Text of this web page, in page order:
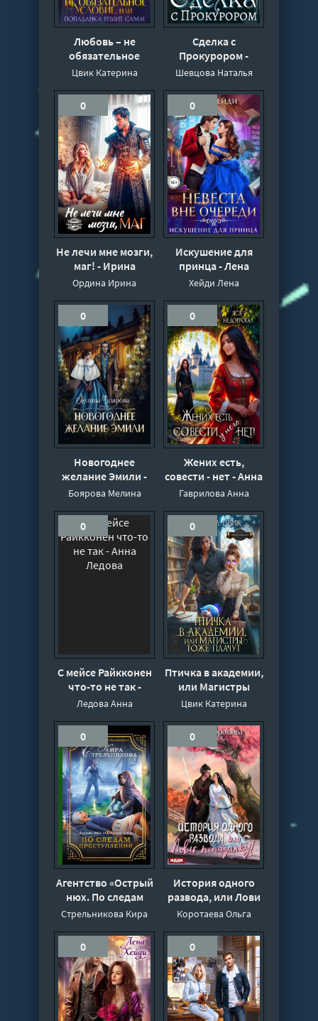
Любовь – не
обязательное
условие, или
сама! - Катерина
Цвик
Цвик Катерина
Сделка с
Прокурором -
Наталья Шевцова
Шевцова Наталья
0
Не лечи мне мозги,
маг! - Ирина
Ордина
Ордина Ирина
0
Искушение для
принца - Лена
Хейди
Хейди Лена
0
Новогоднее
желание Эмили -
Мелина Боярова
Боярова Мелина
0
Жених есть,
совести - нет - Анна
Гаврилова, Яся
Гаврилова Анна
0
С мейсе Райкконен
что-то не так -
Анна Ледова
Ледова Анна
0
Птичка в академии,
или Магистры
тоже плачут. Книга
Цвик Катерина
0
Агентство «Острый
нюх. По следам
преступлений -
Стрельникова Кира
0
История одного
развода, или Лови
попаданку! - Ольга
Коротаева Ольга
0 0